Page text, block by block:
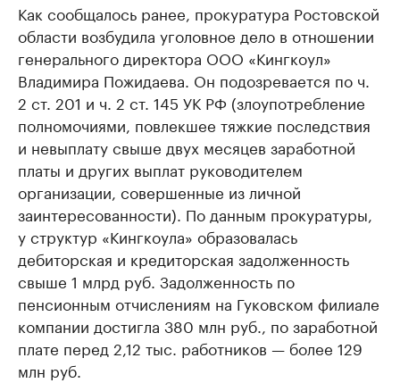
Как сообщалось ранее, прокуратура Ростовской
области возбудила уголовное дело в отношении
генерального директора ООО «Кингкоул»
Владимира Пожидаева. Он подозревается по ч.
2 ст. 201 и ч. 2 ст. 145 УК РФ (злоупотребление
полномочиями, повлекшее тяжкие последствия
и невыплату свыше двух месяцев заработной
платы и других выплат руководителем
организации, совершенные из личной
заинтересованности). По данным прокуратуры,
у структур «Кингкоула» образовалась
дебиторская и кредиторская задолженность
свыше 1 млрд руб. Задолженность по
пенсионным отчислениям на Гуковском филиале
компании достигла 380 млн руб., по заработной
плате перед 2,12 тыс. работников — более 129
млн руб.